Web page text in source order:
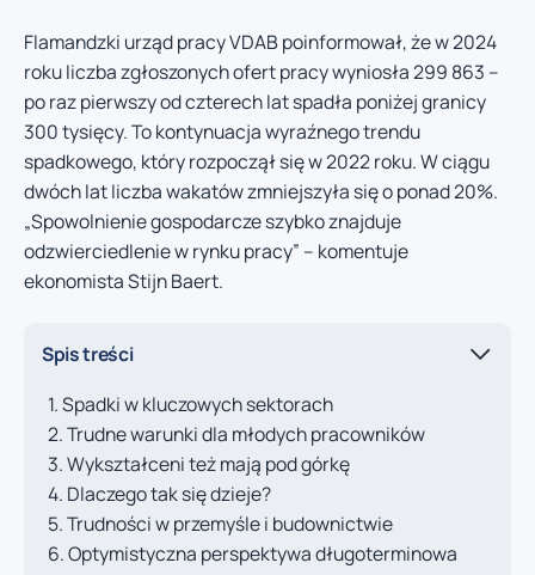
Flamandzki urząd pracy VDAB poinformował, że w 2024
roku liczba zgłoszonych ofert pracy wyniosła 299 863 –
po raz pierwszy od czterech lat spadła poniżej granicy
300 tysięcy. To kontynuacja wyraźnego trendu
spadkowego, który rozpoczął się w 2022 roku. W ciągu
dwóch lat liczba wakatów zmniejszyła się o ponad 20%.
„Spowolnienie gospodarcze szybko znajduje
odzwierciedlenie w rynku pracy” – komentuje
ekonomista Stijn Baert.
Spis treści
Spadki w kluczowych sektorach
Trudne warunki dla młodych pracowników
Wykształceni też mają pod górkę
Dlaczego tak się dzieje?
Trudności w przemyśle i budownictwie
Optymistyczna perspektywa długoterminowa